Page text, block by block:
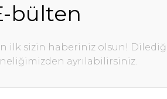
bülten
ilk sizin haberiniz olsun!
ayrılabilirsiniz.